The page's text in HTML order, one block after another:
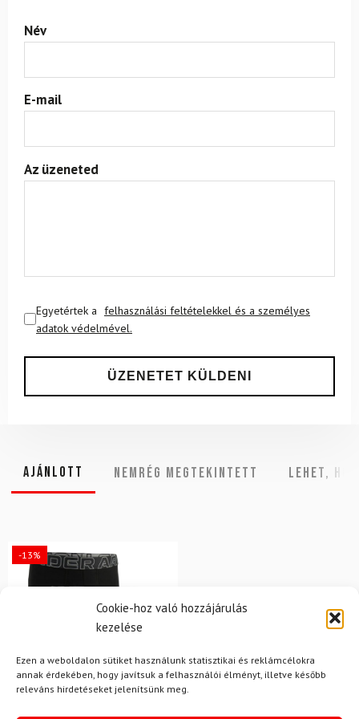
Cookie-hoz való hozzájárulás
kezelése
Ezen a weboldalon sütiket használunk statisztikai és reklámcélokra
annak érdekében, hogy javítsuk a felhasználói élményt, illetve később
releváns hirdetéseket jelenítsünk meg.
Név
E-mail
Az üzeneted
Egyetértek a felhasználási feltételekkel és a személyes
adatok védelmével.
Ajánlott NEMRÉG MEGTEKINTETT Lehet,
-13%